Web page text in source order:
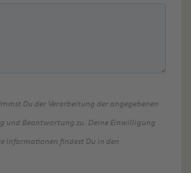
Du der Verarbeitung der angegebenen
und Beantwortung zu. Deine Einwilligung
Informationen findest Du in den